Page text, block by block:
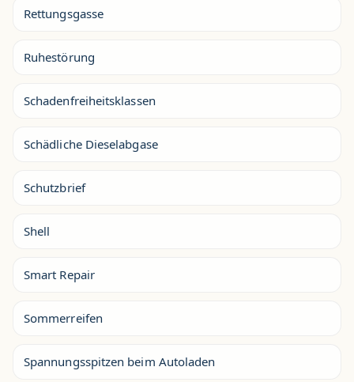
Rettungsgasse
Ruhestörung
Schadenfreiheitsklassen
Schädliche Dieselabgase
Schutzbrief
Shell
Smart Repair
Sommerreifen
Spannungsspitzen beim Autoladen